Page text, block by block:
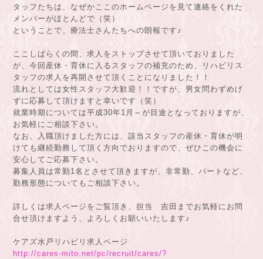
タッフたちは、なぜかここのホームページを見て連絡をくれた
メンバーがほとんどで（笑）
ということで、療法士さんたちへの朗報です♪
ここしばらくの間、求人をストップさせて頂いておりました
が、今回産休・育休に入るスタッフの補充のため、リハビリス
タッフの求人を再開させて頂くことになりました！！
流れとしては女性スタッフ大歓迎！！ですが、男女問わずめげ
ずに応募して頂けますと幸いです（笑）
就業時期については平成30年1月～が目途となっておりますが、
お気軽にご相談下さい。
なお、入職頂けました方には、該当スタッフの産休・育休が明
けても継続勤務して頂く方向でおりますので、ぜひこの機会に
安心してご応募下さい。
募集人員は常勤1名とさせて頂きますが、非常勤、パートなど、
勤務形態についてもご相談下さい。
詳しくは求人ページをご覧頂き、担当 吉田までお気軽にお問
合せ頂けますよう、よろしくお願いいたします♪
ケアズ水戸リハビリ求人ページ
http://cares-mito.net/pc/recruit/cares/?